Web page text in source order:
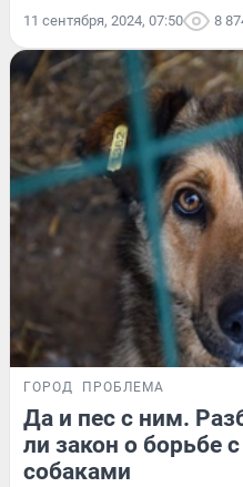
11 сентября, 2024, 07:50 8
ГОРОД ПРОБЛЕМА
Да и пес с ним.
ли закон о борьбе
собаками